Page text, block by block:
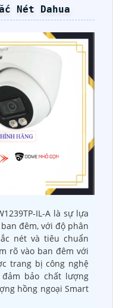
Nét Dahua
IL-A là sự lựa
đêm, với độ phân
nét và tiêu chuẩn
rõ vào ban đêm với
trang bị công nghệ
đảm bảo chất lượng
hồng ngoại Smart